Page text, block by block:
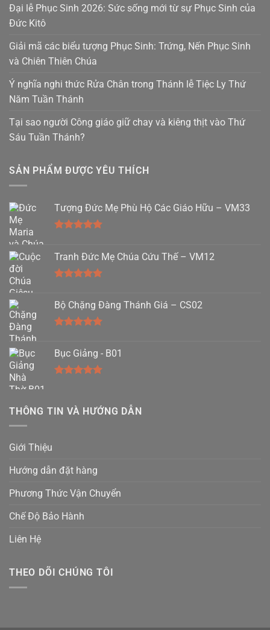
Đại lễ Phục Sinh 2026: Sức sống mới từ sự Phục Sinh của
Đức Kitô
Giải mã các biểu tượng Phục Sinh: Trứng, Nến Phục Sinh
và Chiên Thiên Chúa
Ý nghĩa nghi thức Rửa Chân trong Thánh lễ Tiệc Ly Thứ
Năm Tuần Thánh
Tại sao người Công giáo giữ chay và kiêng thịt vào Thứ
Sáu Tuần Thánh?
SẢN PHẨM ĐƯỢC YÊU THÍCH
Tượng Đức Mẹ Phù Hộ Các Giáo Hữu – VM33
5 sao
Tranh Đức Mẹ Chúa Cứu Thế – VM12
5 sao
Bộ Chặng Đàng Thánh Giá – CS02
5 sao
Bục Giảng - B01
THÔNG TIN VÀ HƯỚNG DẪN
Giới Thiệu
Hướng dẫn đặt hàng
Phương Thức Vận Chuyển
Chế Độ Bảo Hành
Liên Hệ
THEO DÕI CHÚNG TÔI